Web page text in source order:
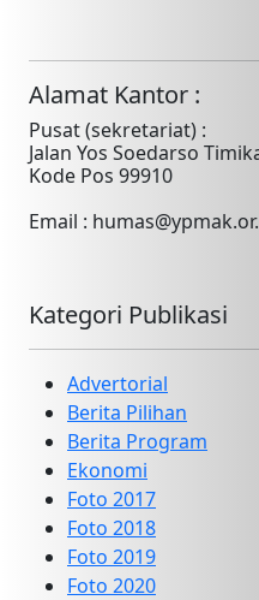
Alamat Kantor :
Pusat (sekretariat) :
Jalan Yos Soedarso
Kode Pos 99910
Email :
Kategori Publikasi
Advertorial
Berita Pilihan
Berita Program
Ekonomi
Foto 2017
Foto 2018
Foto 2019
Foto 2020